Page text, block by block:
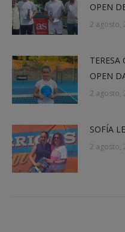
OPEN
2 agosto,
TERESA
OPEN
2 agosto,
SOFÍA
2 agosto,